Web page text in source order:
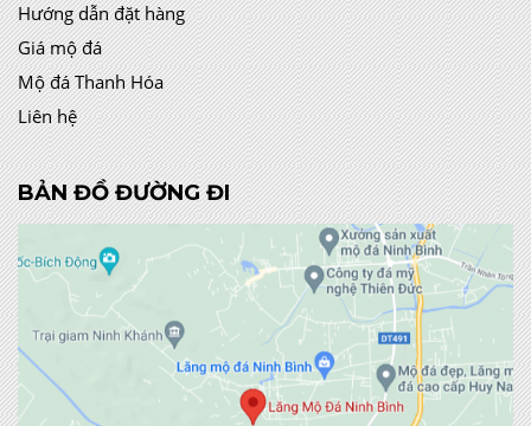
Hướng dẫn đặt hàng
Giá mộ đá
Mộ đá Thanh Hóa
Liên hệ
BẢN ĐỒ ĐƯỜNG ĐI